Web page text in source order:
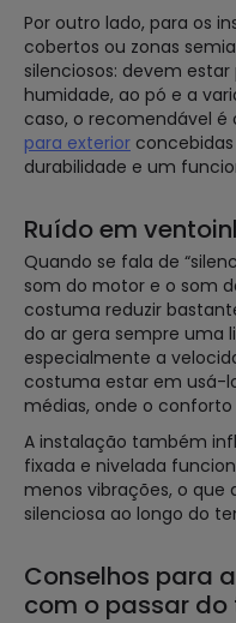
Por outro lado, para os
cobertos ou zonas
silenciosos: devem
humidade, ao pó e a
caso, o recomendável é
para exterior
durabilidade e um
Ruído em
Quando se fala de
som do motor e o som
costuma reduzir
do ar gera sempre uma
especialmente a
costuma estar em usá-
médias, onde o
A instalação também
fixada e nivelada
menos vibrações, o que
silenciosa ao longo do
Conselhos para
com o passar